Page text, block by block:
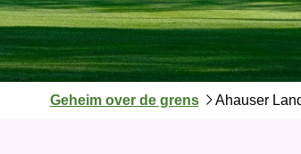
J
Geheim over de grens Ahauser